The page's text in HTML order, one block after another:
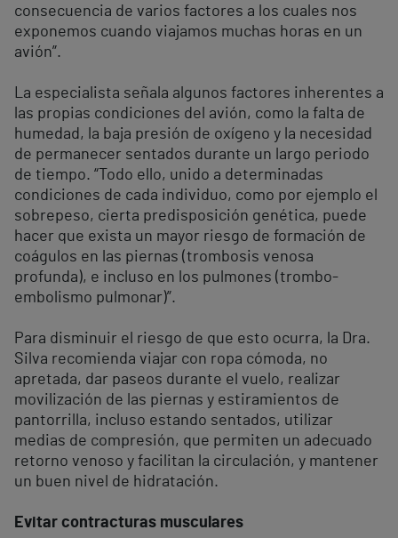
consecuencia de varios factores a los cuales nos
exponemos cuando viajamos muchas horas en un
avión”.
La especialista señala algunos factores inherentes a
las propias condiciones del avión, como la falta de
humedad, la baja presión de oxígeno y la necesidad
de permanecer sentados durante un largo periodo
de tiempo. “Todo ello, unido a determinadas
condiciones de cada individuo, como por ejemplo el
sobrepeso, cierta predisposición genética, puede
hacer que exista un mayor riesgo de formación de
coágulos en las piernas (trombosis venosa
profunda), e incluso en los pulmones (trombo-
embolismo pulmonar)”.
Para disminuir el riesgo de que esto ocurra, la Dra.
Silva recomienda viajar con ropa cómoda, no
apretada, dar paseos durante el vuelo, realizar
movilización de las piernas y estiramientos de
pantorrilla, incluso estando sentados, utilizar
medias de compresión, que permiten un adecuado
retorno venoso y facilitan la circulación, y mantener
un buen nivel de hidratación.
Evitar contracturas musculares